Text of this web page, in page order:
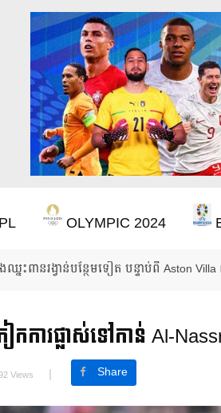
OLYMPIC 2024
នះពានរង្វាន់បន្ថែមទៀត បន្ទាប់ពី Aston Villa
កការផ្លាស់ទៅកាន់ Al-
Views Share